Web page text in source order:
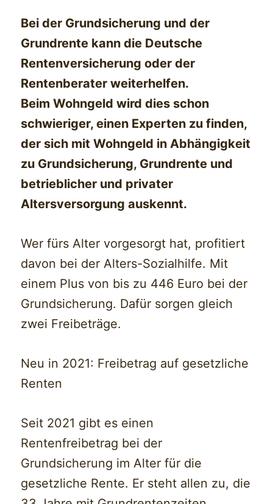
Bei der Grundsicherung und der
Grundrente kann die Deutsche
Rentenversicherung oder der
Rentenberater weiterhelfen.
Beim Wohngeld wird dies schon
schwieriger, einen Experten zu finden,
der sich mit Wohngeld in Abhängigkeit
zu Grundsicherung, Grundrente und
betrieblicher und privater
Altersversorgung auskennt.
Wer fürs Alter vorgesorgt hat, profitiert
davon bei der Alters-Sozialhilfe. Mit
einem Plus von bis zu 446 Euro bei der
Grundsicherung. Dafür sorgen gleich
zwei Freibeträge.
Neu in 2021: Freibetrag auf gesetzliche
Renten
Seit 2021 gibt es einen
Rentenfreibetrag bei der
Grundsicherung im Alter für die
gesetzliche Rente. Er steht allen zu, die